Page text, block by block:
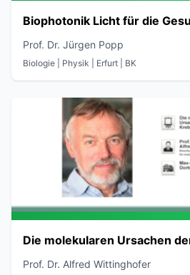
Biophotonik Licht für die
Prof. Dr. Jürgen Popp
Biologie | Physik | Erfurt | BK
Die molekularen Ursachen
Prof. Dr. Alfred Wittinghofer